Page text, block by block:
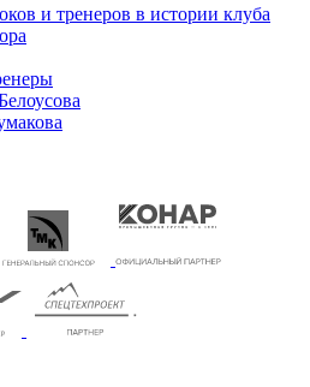
и тренеров в истории клуба